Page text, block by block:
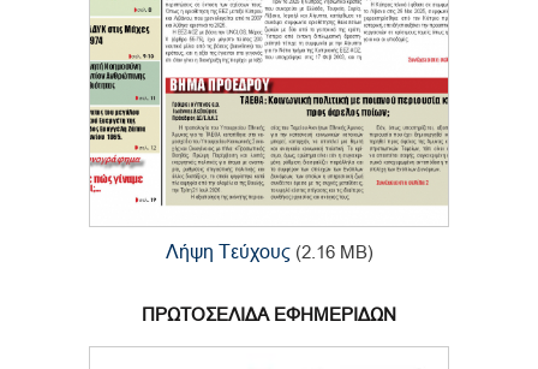
Λήψη Τεύχους (2.16 MB)
ΠΡΩΤΟΣΕΛΙΔΑ ΕΦΗΜΕΡΙΔΩΝ